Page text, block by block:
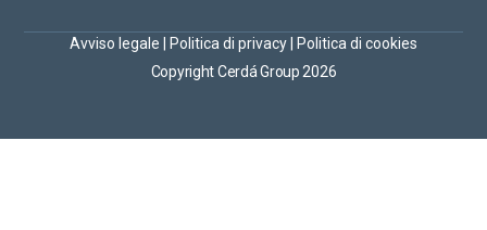
Copyright Cerdá Group 2026
Avviso legale Politica di privacy Politica di cookies